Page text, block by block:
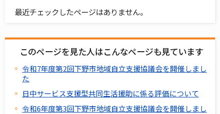
最近チェックしたページはありません。
このページを見た人はこんなページも見ています
令和7年度第2回下野市地域自立支援協議会を開催しまし
た
日中サービス支援型共同生活援助に係る評価について
令和6年度第3回下野市地域自立支援協議会を開催しまし